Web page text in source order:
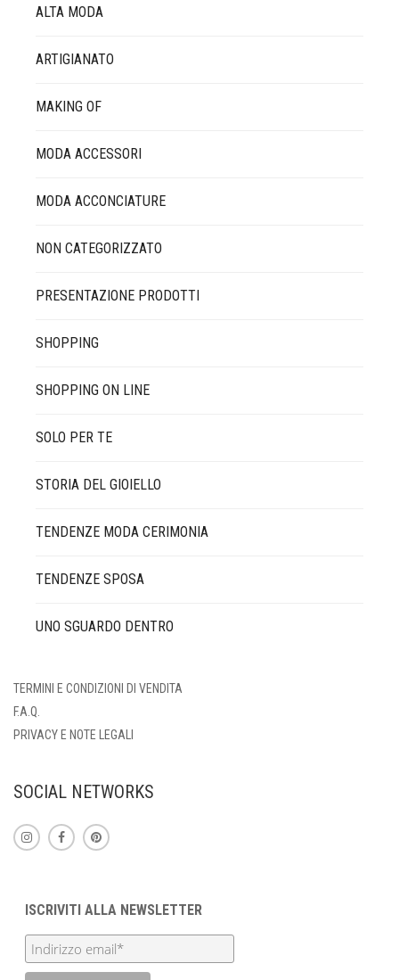
ALTA MODA
ARTIGIANATO
MAKING OF
MODA ACCESSORI
MODA ACCONCIATURE
NON CATEGORIZZATO
PRESENTAZIONE PRODOTTI
SHOPPING
SHOPPING ON LINE
SOLO PER TE
STORIA DEL GIOIELLO
TENDENZE MODA CERIMONIA
TENDENZE SPOSA
UNO SGUARDO DENTRO
TERMINI E CONDIZIONI DI VENDITA
F.A.Q.
PRIVACY E NOTE LEGALI
SOCIAL NETWORKS
ISCRIVITI ALLA NEWSLETTER